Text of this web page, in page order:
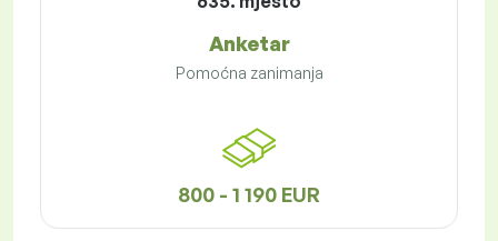
Anketar
Pomoćna zanimanja
800 - 1 190 EUR